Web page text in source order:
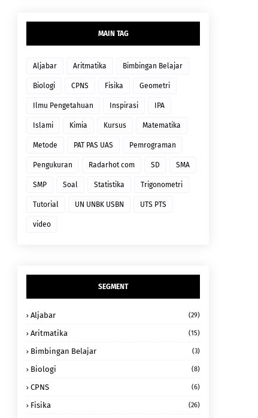
MAIN TAG
Aljabar Aritmatika Bimbingan Belajar
Biologi CPNS Fisika Geometri
Ilmu Pengetahuan Inspirasi IPA
Islami Kimia Kursus Matematika
Metode PAT PAS UAS Pemrograman
Pengukuran Radarhot com SD SMA
SMP Soal Statistika Trigonometri
Tutorial UN UNBK USBN UTS PTS
video
SEGMENT
Aljabar (29)
Aritmatika (15)
Bimbingan Belajar (3)
Biologi (8)
CPNS (6)
Fisika (26)